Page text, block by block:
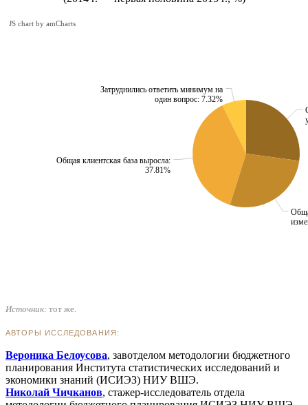
Общая клиентская база выросла:
37.81%
Затруднились ответить минимум на
один вопрос: 7.32%
JS chart by amCharts
Источник: тот же.
АВТОРЫ ИССЛЕДОВАНИЯ:
Вероника Белоусова, завотделом методологии бюджетного
планирования Института статистических исследований и
экономики знаний (ИСИЭЗ) НИУ ВШЭ.
Николай Чичканов, стажер-исследователь отдела